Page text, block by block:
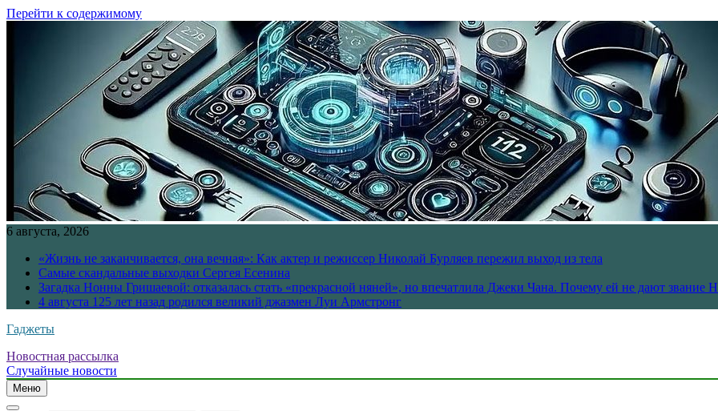
Перейти к содержимому
6 августа, 2026
«Жизнь не заканчивается, она вечная»: Как актер и режиссер Николай Бурляев пережил выход из тела
Самые скандальные выходки Сергея Есенина
Загадка Нонны Гришаевой: отказалась стать «прекрасной няней», но впечатлила Джеки Чана. Почему ей не дают звание
4 августа 125 лет назад родился великий джазмен Луи Армстронг
Гаджеты
Новостная рассылка
Случайные новости
Меню